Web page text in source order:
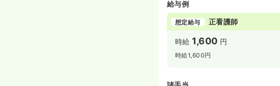
給与例
想定給与 正看護師
時給 1,600 円
時給1,600円